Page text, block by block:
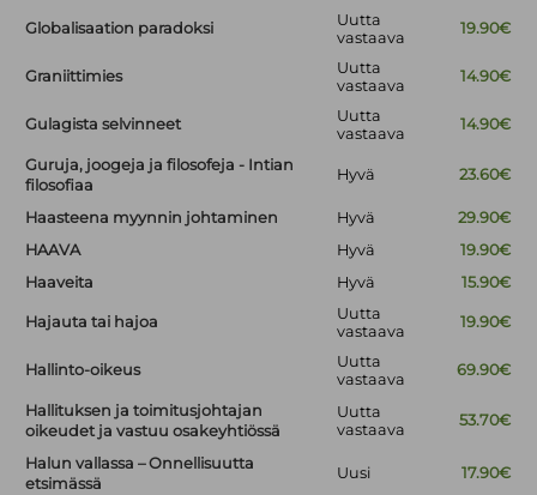
Globalisaation paradoksi
Uutta
vastaava
19.90€
Graniittimies
Uutta
vastaava
14.90€
Gulagista selvinneet
Uutta
vastaava
14.90€
Guruja, joogeja ja filosofeja - Intian
filosofiaa
Hyvä 23.60€
Haasteena myynnin johtaminen Hyvä
29.90€
HAAVA
Hyvä
19.90€
Haaveita
Hyvä 15.90€
Hajauta tai hajoa
Uutta
vastaava
19.90€
Hallinto-oikeus
Uutta
vastaava
69.90€
Hallituksen ja toimitusjohtajan
oikeudet ja vastuu osakeyhtiössä
Uutta
vastaava
53.70€
Halun vallassa – Onnellisuutta
etsimässä
Uusi 17.90€